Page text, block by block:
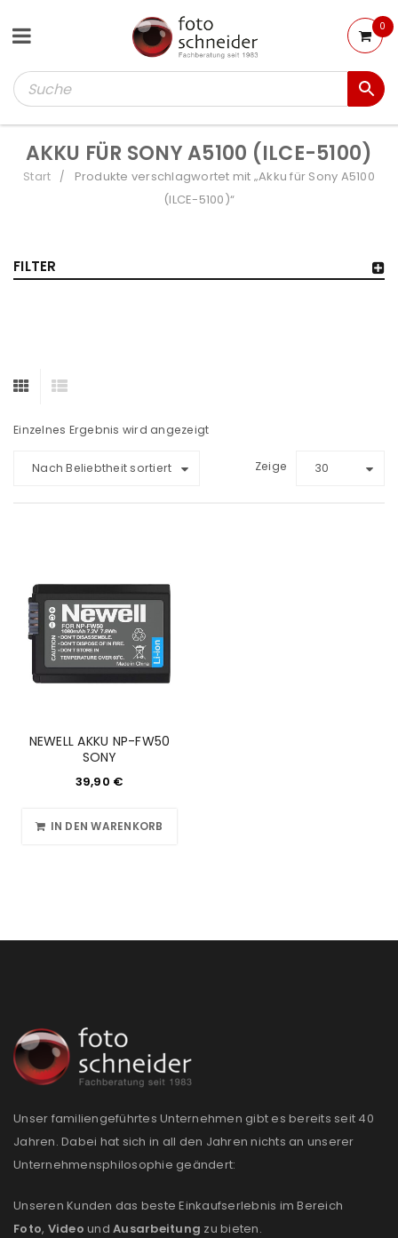
0
AKKU FÜR SONY A5100 (ILCE-5100)
Start /
Produkte verschlagwortet mit „Akku für Sony A5100
(ILCE-5100)“
FILTER
Einzelnes Ergebnis wird angezeigt
Nach Beliebtheit sortiert Zeige 30
NEWELL AKKU NP-FW50
SONY
39,90 €
IN DEN WARENKORB
Unser familiengeführtes Unternehmen gibt es bereits seit 40
Jahren. Dabei hat sich in all den Jahren nichts an unserer
Unternehmensphilosophie geändert:
Unseren Kunden das beste Einkaufserlebnis im Bereich
Foto, Video und Ausarbeitung zu bieten.